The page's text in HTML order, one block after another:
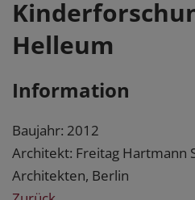
Helleum
Information
Baujahr: 2012
Architekt: Freitag Hartmann
Architekten, Berlin